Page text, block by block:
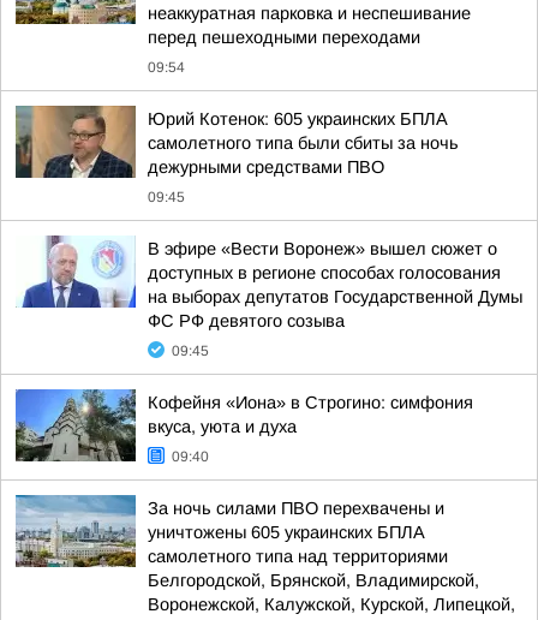
неаккуратная парковка и неспешивание
перед пешеходными переходами
09:54
Юрий Котенок: 605 украинских БПЛА
самолетного типа были сбиты за ночь
дежурными средствами ПВО
09:45
В эфире «Вести Воронеж» вышел сюжет о
доступных в регионе способах голосования
на выборах депутатов Государственной Думы
ФС РФ девятого созыва
09:45
Кофейня «Иона» в Строгино: симфония
вкуса, уюта и духа
09:40
За ночь силами ПВО перехвачены и
уничтожены 605 украинских БПЛА
самолетного типа над территориями
Белгородской, Брянской, Владимирской,
Воронежской, Калужской, Курской, Липецкой,